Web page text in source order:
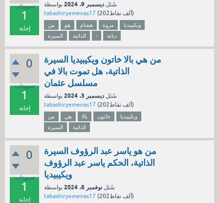
تصويتات
1
إجابة
سُئل ديسمبر 9، 2024
بواسطة
tabashiryemenas17 ( 202ألف نقاط)
من هو هشام مروة
ويكيبيديا
السيرة
الذاتية - ديانة
0
تصويتات
1
إجابة
من هي بالا خاتون ويكيبيديا السيرة
الذاتية، هل تموت بالا في
مسلسل عثمان
سُئل ديسمبر 3، 2024
بواسطة
tabashiryemenas17 ( 202ألف نقاط)
من هي بالا خاتون
ويكيبيديا
السيرة
الذاتية
0
تصويتات
1
إجابة
من هو ياسر عبد الرؤوف السيرة
الذاتية، الحكم ياسر عبد الرؤوف
ويكيبيديا
سُئل نوفمبر 8، 2024
بواسطة
tabashiryemenas17 ( 202ألف نقاط)